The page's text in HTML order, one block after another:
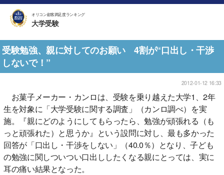
オリコン顧客満足度ランキング
大学受験
受験勉強、親に対してのお願い 4割が“口出し・干渉
しないで！”
2012-01-12 16:33
お菓子メーカー・カンロは、受験を乗り越えた大学1、2年
生を対象に「大学受験に関する調査」（カンロ調べ）を実
施。『親にどのようにしてもらったら、勉強が頑張れる（も
っと頑張れた）と思うか』という設問に対し、最も多かった
回答が「口出し・干渉をしない」（40.0％）となり、子ども
の勉強に関しついつい口出ししたくなる親にとっては、実に
耳の痛い結果となった。